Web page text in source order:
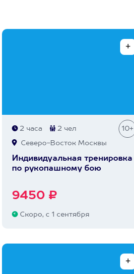
2 часа 2 чел 10+
Северо-Восток Москвы
Индивидуальная тренировка
по рукопашному бою
9450 ₽
Скоро, с 1 сентября